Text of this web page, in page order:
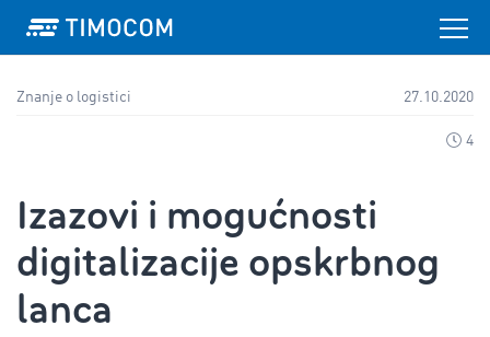
Znanje o logistici 27.10.2020
4
Izazovi i mogućnosti
digitalizacije opskrbnog
lanca